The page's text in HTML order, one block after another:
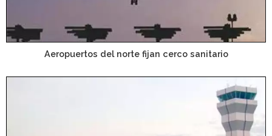
Aeropuertos del norte fijan cerco sanitario